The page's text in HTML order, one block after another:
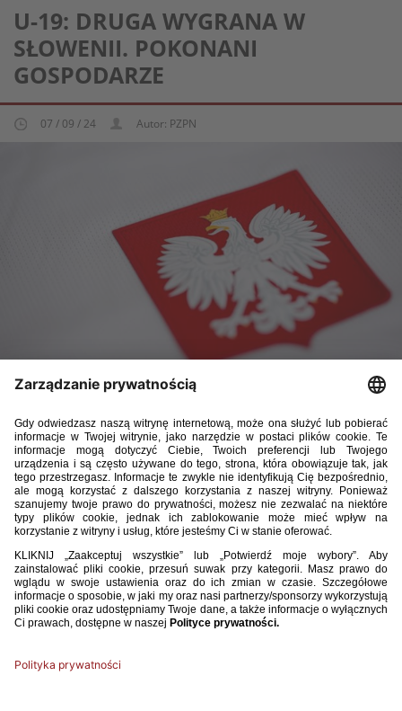
REPREZENTACJA MŁODZIEŻOWA U-19
U-19: DRUGA WYGRANA W
SŁOWENII. POKONANI
GOSPODARZE
07 / 09 / 24 Autor: PZPN
Reprezentacja Polski do lat 19 rozegrała drugie spotkanie
podczas towarzyskiego turnieju w Słowenii. Tym razem
rywalami piłkarzy trenera Wojciecha Kobeszki byli
gospodarze. Polacy wygrali 2:1 po bramkach Oskara
Tomczyka i Kacpra Nowakowskiego. We wtorek zagrają
z Francją
7 września 2024, Lublana
Słowenia – Polska 1:2 (0:1)
Bramki : Luka Topalović 54 (karny) – Oskar Tomczyk 44, Kacper